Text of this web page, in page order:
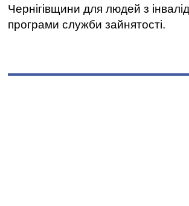
Чернігівщини для людей з
програми служби зайнятості.